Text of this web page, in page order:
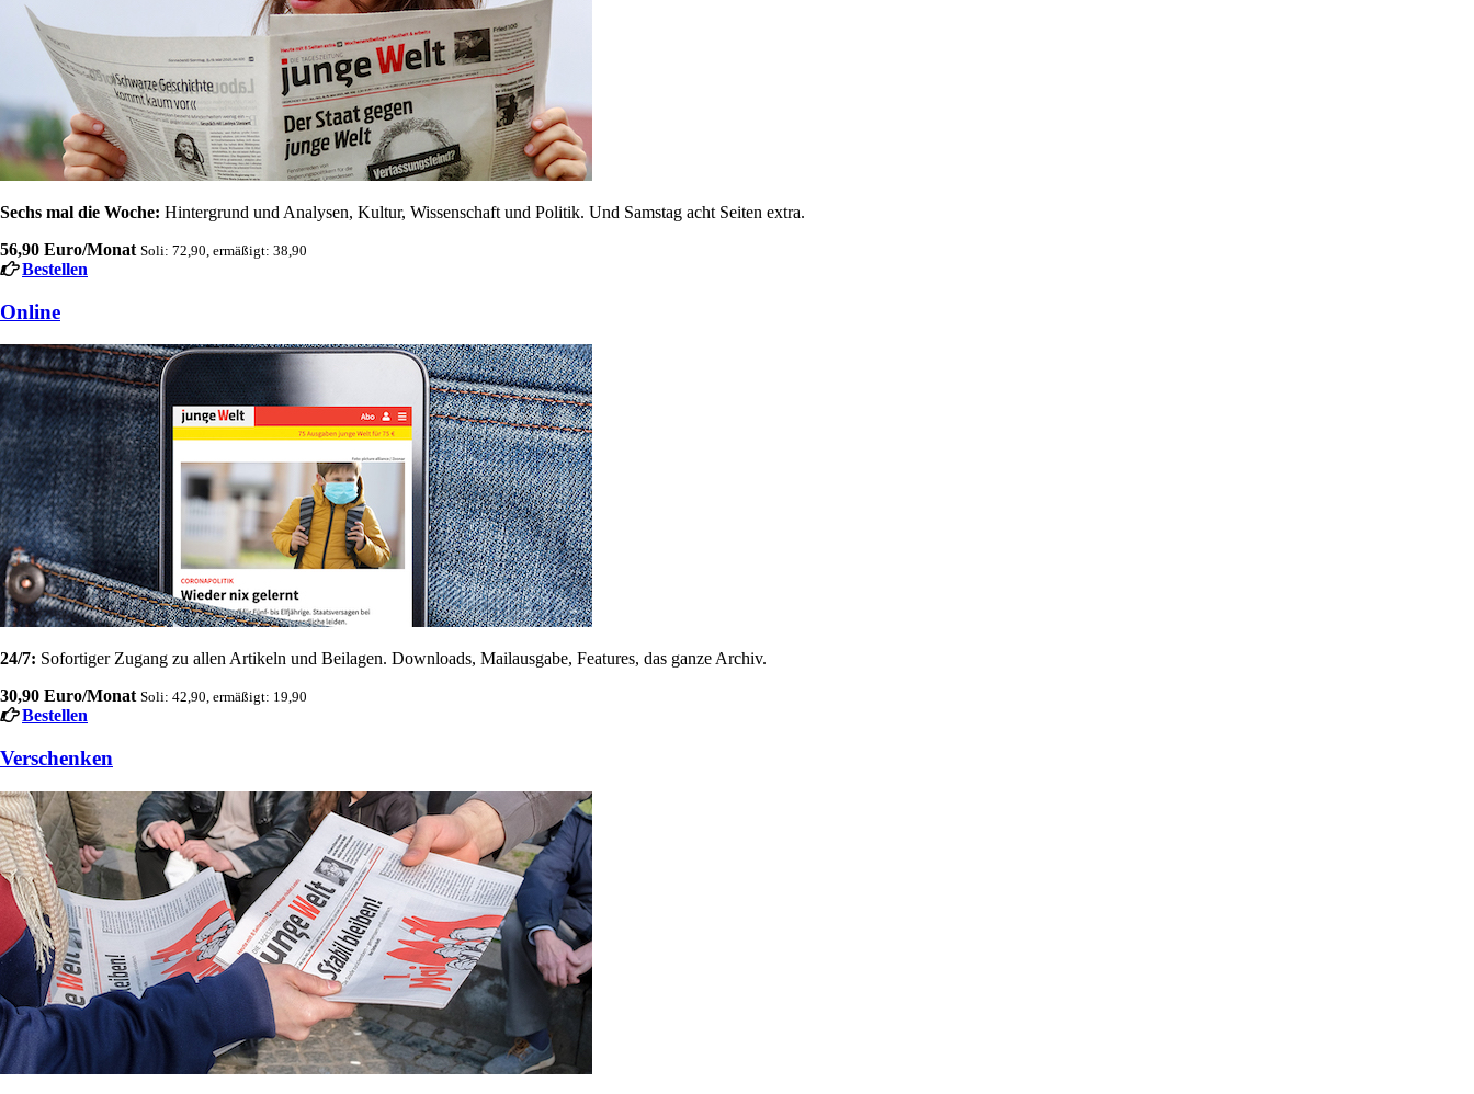
Sechs mal die Woche: Hintergrund und Analysen, Kultur, Wissenschaft und Politik. Und Samstag acht Seiten extra.
56,90 Euro/Monat Soli: 72,90, ermäßigt: 38,90
Bestellen
Online
24/7: Sofortiger Zugang zu allen Artikeln und Beilagen. Downloads, Mailausgabe, Features, das ganze Archiv.
30,90 Euro/Monat Soli: 42,90, ermäßigt: 19,90
Bestellen
Verschenken